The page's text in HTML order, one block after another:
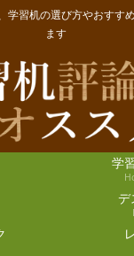
学習机の選び方やおすす
ます
学
デ